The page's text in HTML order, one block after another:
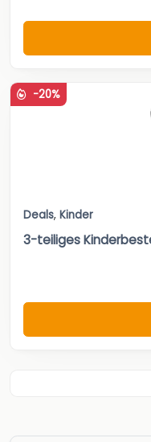
-20%
Deals, Kinder
3-teiliges